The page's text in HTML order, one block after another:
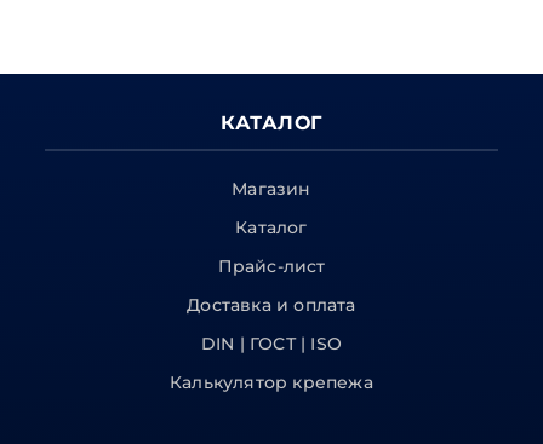
КАТАЛОГ
Магазин
Каталог
Прайс-лист
Доставка и оплата
DIN | ГОСТ | ISO
Калькулятор крепежа